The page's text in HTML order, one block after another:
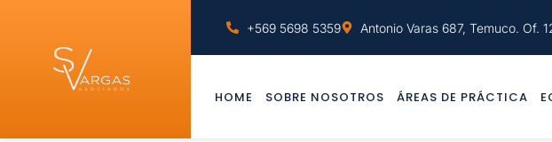
+569 5698 5359 Antonio Varas 687, Temuco. Of.
HOME SOBRE NOSOTROS ÁREAS DE PRÁCTICA